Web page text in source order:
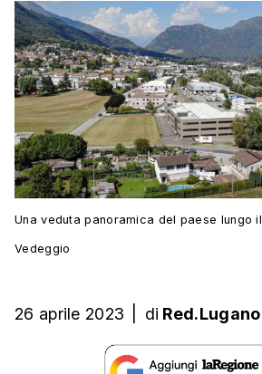
Una veduta panoramica del paese lungo il
Vedeggio
26 aprile 2023 di Red.Lugano